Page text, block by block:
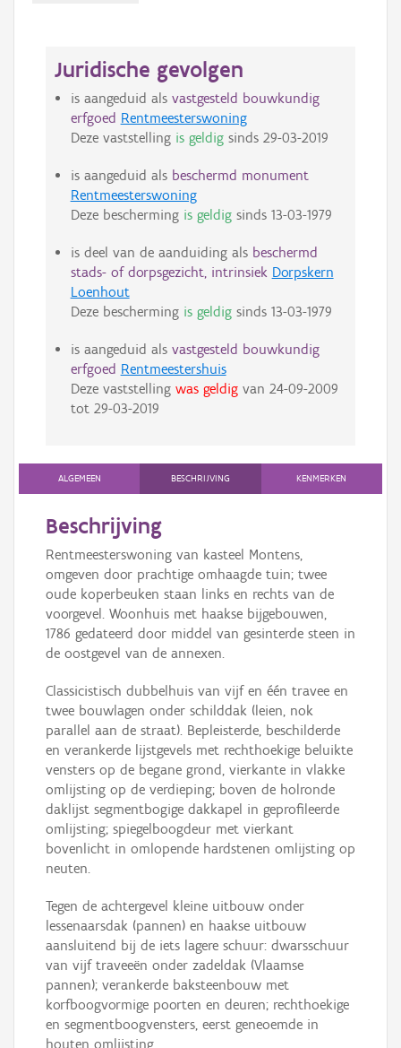
Juridische gevolgen
is aangeduid als vastgesteld bouwkundig
erfgoed Rentmeesterswoning
Deze vaststelling is geldigsinds 29-03-2019
is aangeduid als beschermd monument
Rentmeesterswoning
Deze bescherming is geldigsinds 13-03-1979
is deel van de aanduiding als beschermd
stads- of dorpsgezicht, intrinsiek Dorpskern
Loenhout
Deze bescherming is geldigsinds 13-03-1979
is aangeduid als vastgesteld bouwkundig
erfgoed Rentmeestershuis
Deze vaststelling was geldigvan 24-09-2009
tot 29-03-2019
ALGEMEEN BESCHRIJVING KENMERKEN
Beschrijving
Rentmeesterswoning van kasteel Montens,
omgeven door prachtige omhaagde tuin; twee
oude koperbeuken staan links en rechts van de
voorgevel. Woonhuis met haakse bijgebouwen,
1786 gedateerd door middel van gesinterde steen in
de oostgevel van de annexen.
Classicistisch dubbelhuis van vijf en één travee en
twee bouwlagen onder schilddak (leien, nok
parallel aan de straat). Bepleisterde, beschilderde
en verankerde lijstgevels met rechthoekige beluikte
vensters op de begane grond, vierkante in vlakke
omlijsting op de verdieping; boven de holronde
daklijst segmentbogige dakkapel in geprofileerde
omlijsting; spiegelboogdeur met vierkant
bovenlicht in omlopende hardstenen omlijsting op
neuten.
Tegen de achtergevel kleine uitbouw onder
lessenaarsdak (pannen) en haakse uitbouw
aansluitend bij de iets lagere schuur: dwarsschuur
van vijf traveeën onder zadeldak (Vlaamse
pannen); verankerde baksteenbouw met
korfboogvormige poorten en deuren; rechthoekige
en segmentboogvensters, eerst geneoemde in
houten omlijsting.